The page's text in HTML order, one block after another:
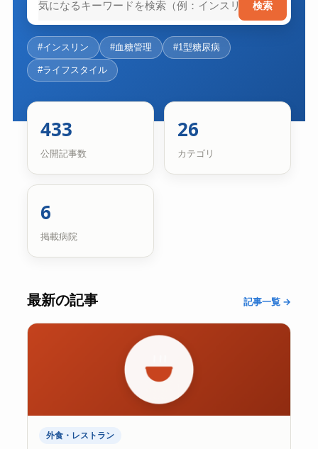
検索
#インスリン #血糖管理 #1型糖尿病
#ライフスタイル
433
公開記事数
26
カテゴリ
6
掲載病院
最新の記事 記事一覧 →
外食・レストラン